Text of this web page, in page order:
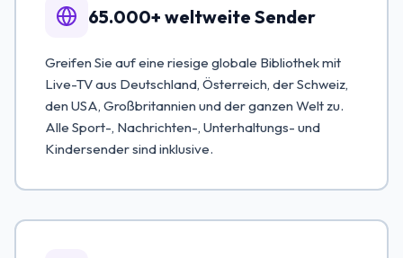
65.000+ weltweite Sender
Greifen Sie auf eine riesige globale Bibliothek mit
Live-TV aus Deutschland, Österreich, der Schweiz,
den USA, Großbritannien und der ganzen Welt zu.
Alle Sport-, Nachrichten-, Unterhaltungs- und
Kindersender sind inklusive.